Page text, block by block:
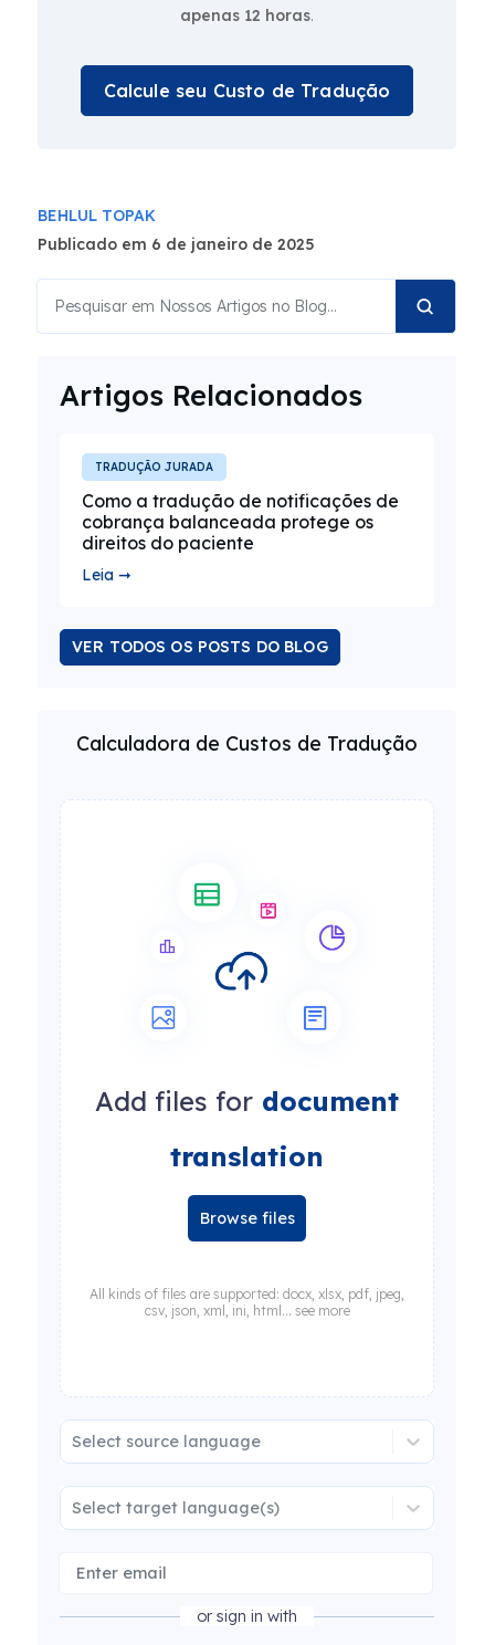
apenas 12 horas.
Calcule seu Custo de Tradução
BEHLUL TOPAK
Publicado em 6 de janeiro de 2025
Artigos Relacionados
TRADUÇÃO JURADA
Como a tradução de notificações de
cobrança balanceada protege os
direitos do paciente
Leia ➞
VER TODOS OS POSTS DO BLOG
Calculadora de Custos de Tradução
Add files for document
translation
Browse files
All kinds of files are supported: docx, xlsx, pdf, jpeg,
csv, json, xml, ini, html... see more
Select source language
Select target language(s)
or sign in with